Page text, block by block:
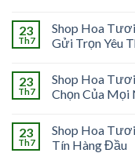
23
Th7
Shop Hoa
Gửi Trọn Yêu
23
Th7
Shop Hoa
Chọn Của Mọi
23
Th7
Shop Hoa
Tín Hàng Đầu